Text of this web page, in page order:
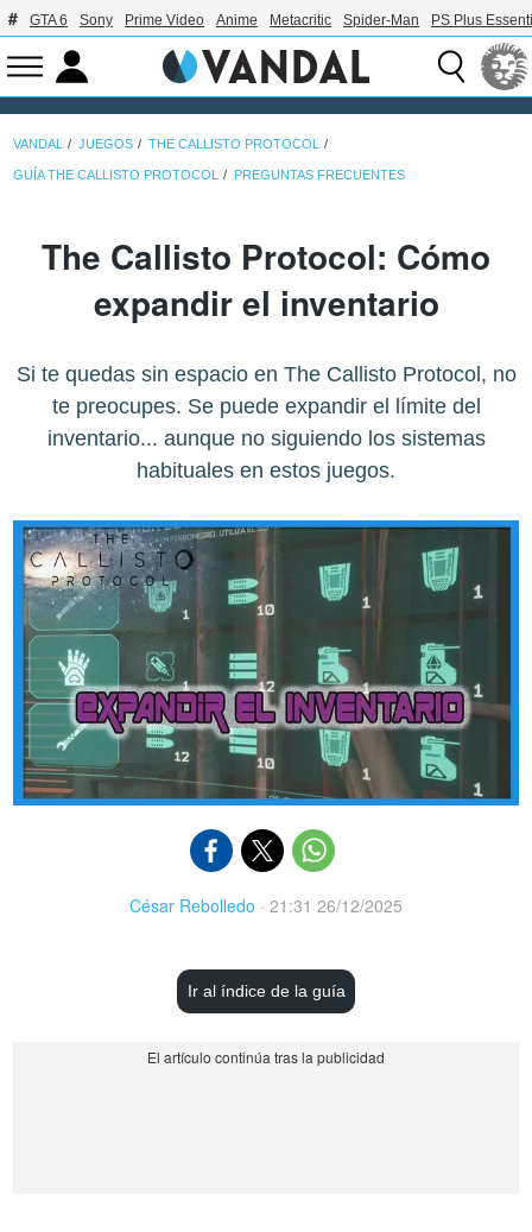
GTA 6 Sony Prime Video Anime Metacritic Spider-Man PS Plus
VANDAL JUEGOS THE CALLISTO PROTOCOL
GUÍA THE CALLISTO PROTOCOL PREGUNTAS FRECUENTES
The Callisto Protocol: Cómo
expandir el inventario
Si te quedas sin espacio en The Callisto Protocol, no
te preocupes. Se puede expandir el límite del
inventario... aunque no siguiendo los sistemas
habituales en estos juegos.
César Rebolledo · 21:31 26/12/2025
Ir al índice de la guía